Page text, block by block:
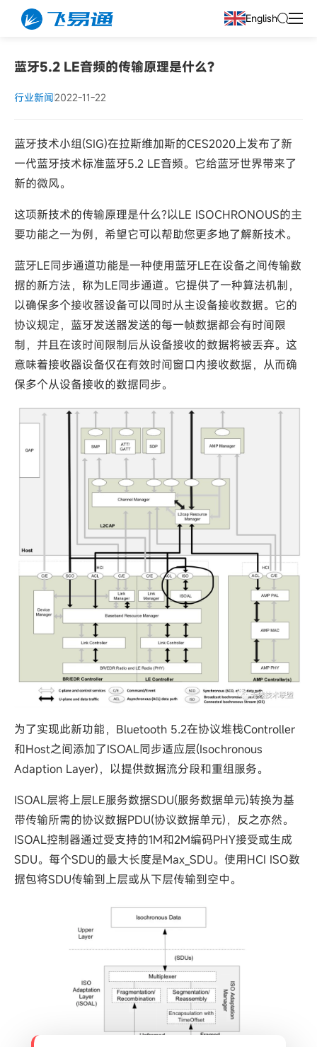
English
蓝牙5.2 LE音频的传输原理是什么?
行业新闻2022-11-22
蓝牙技术小组(SIG)在拉斯维加斯的CES2020上发布了新
一代蓝牙技术标准蓝牙5.2 LE音频。它给蓝牙世界带来了
新的微风。
这项新技术的传输原理是什么?以LE ISOCHRONOUS的主
要功能之一为例，希望它可以帮助您更多地了解新技术。
蓝牙LE同步通道功能是一种使用蓝牙LE在设备之间传输数
据的新方法，称为LE同步通道。它提供了一种算法机制，
以确保多个接收器设备可以同时从主设备接收数据。它的
协议规定，蓝牙发送器发送的每一帧数据都会有时间限
制，并且在该时间限制后从设备接收的数据将被丢弃。这
意味着接收器设备仅在有效时间窗口内接收数据，从而确
保多个从设备接收的数据同步。
为了实现此新功能，Bluetooth 5.2在协议堆栈Controller
和Host之间添加了ISOAL同步适应层(Isochronous
Adaption Layer)，以提供数据流分段和重组服务。
ISOAL层将上层LE服务数据SDU(服务数据单元)转换为基
带传输所需的协议数据PDU(协议数据单元)，反之亦然。
ISOAL控制器通过受支持的1M和2M编码PHY接受或生成
SDU。每个SDU的最大长度是Max_SDU。使用HCI ISO数
据包将SDU传输到上层或从下层传输到空中。